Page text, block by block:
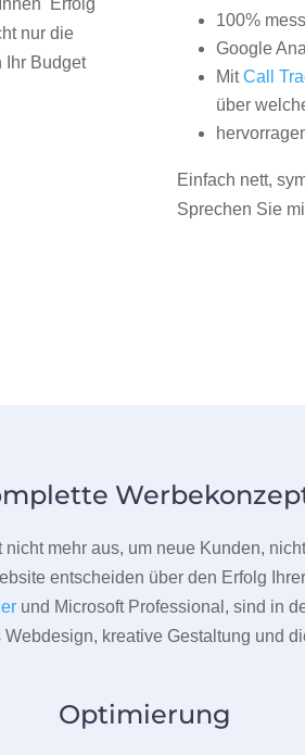
Erfolg
nur die
Ihr Budget
100%
Google
MitCall
über
Einfach nett,
Sprechen Sie
mehr aus, um neue Kunden,
entscheiden über den Erfolg
und Microsoft Professional, sind in
kreative Gestaltung und
Optimierung